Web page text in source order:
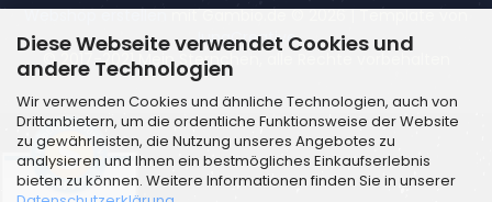
Diese Webseite verwendet Cookies und
andere Technologien
Wir verwenden Cookies und ähnliche Technologien, auch von
Drittanbietern, um die ordentliche Funktionsweise der Website
zu gewährleisten, die Nutzung unseres Angebotes zu
analysieren und Ihnen ein bestmögliches Einkaufserlebnis
bieten zu können. Weitere Informationen finden Sie in unserer
Webshop erstellenmit Gambio.de © 2026 | Template von
JungCreative.
© 2017-2021 Mein Sternchen, alle Rechte vorbehalten